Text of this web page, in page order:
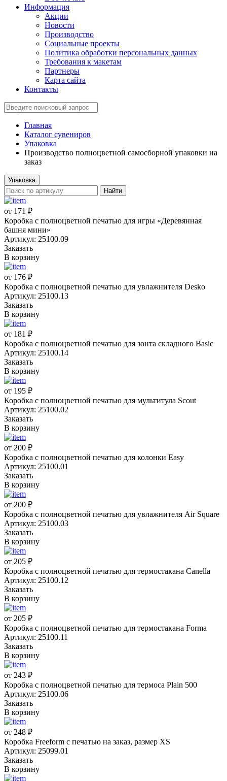
Информация
Акции
Новости
Производство
Социальные проекты
Политика обработки персональных данных
Требования к макетам
Партнеры
Карта сайта
Контакты
Главная
Каталог сувениров
Упаковка
Производство полноцветной самосборной упаковки на
заказ
Упаковка
Найти
от 171 ₽
Коробка с полноцветной печатью для игры «Деревянная
башня мини»
Артикул: 25100.09
Заказать
В корзину
от 176 ₽
Коробка с полноцветной печатью для увлажнителя Desko
Артикул: 25100.13
Заказать
В корзину
от 181 ₽
Коробка с полноцветной печатью для зонта складного Basic
Артикул: 25100.14
Заказать
В корзину
от 195 ₽
Коробка с полноцветной печатью для мультитула Scout
Артикул: 25100.02
Заказать
В корзину
от 200 ₽
Коробка с полноцветной печатью для колонки Easy
Артикул: 25100.01
Заказать
В корзину
от 200 ₽
Коробка с полноцветной печатью для увлажнителя Air Square
Артикул: 25100.03
Заказать
В корзину
от 205 ₽
Коробка с полноцветной печатью для термостакана Canella
Артикул: 25100.12
Заказать
В корзину
от 205 ₽
Коробка с полноцветной печатью для термостакана Forma
Артикул: 25100.11
Заказать
В корзину
от 243 ₽
Коробка с полноцветной печатью для термоса Plain 500
Артикул: 25100.06
Заказать
В корзину
от 248 ₽
Коробка Freeform с печатью на заказ, размер XS
Артикул: 25099.01
Заказать
В корзину